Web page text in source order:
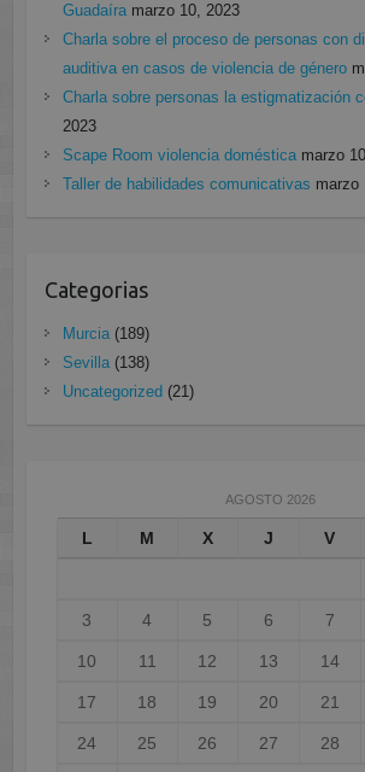
Guadaíra marzo 10, 2023
Charla sobre el proceso de personas con
auditiva en casos de violencia de género
Charla sobre personas la estigmatización
2023
Scape Room violencia doméstica marzo
Taller de habilidades comunicativas marzo
Categorias
Murcia(189)
Sevilla(138)
Uncategorized (21)
AGOSTO 2026
L M X J V
3 4 5 6 7
10 11 12 13 14
17 18 19 20 21
24 25 26 27 28